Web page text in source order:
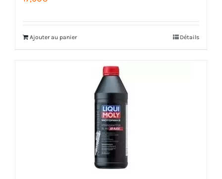
Ajouter au panier Détails